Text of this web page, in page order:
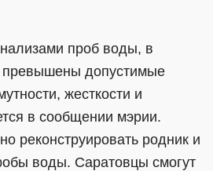
проб воды, в
превышены допустимые
жесткости и
в сообщении мэрии.
реконструировать родник и
воды. Саратовцы смогут